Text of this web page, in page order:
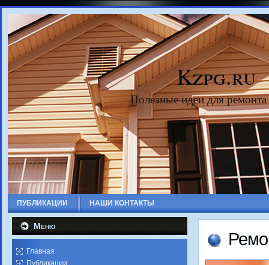
Kzpg.ru
Полезные идеи для
ПУБЛИКАЦИИ НАШИ КОНТАКТЫ
Меню
Главная
Публикации